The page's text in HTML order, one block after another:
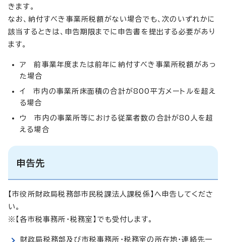
きます。
なお、納付すべき事業所税額がない場合でも、次のいずれかに
該当するときは、申告期限までに申告書を提出する必要があり
ます。
ア 前事業年度または前年に納付すべき事業所税額があっ
た場合
イ 市内の事業所床面積の合計が800平方メートルを超え
る場合
ウ 市内の事業所等における従業者数の合計が80人を超
える場合
申告先
【市役所財政局税務部市民税課法人課税係 】 へ申告してくださ
い。
※【各市税事務所・税務室】でも受付します。
財政局税務部及び市税事務所・税務室の所在地・連絡先一